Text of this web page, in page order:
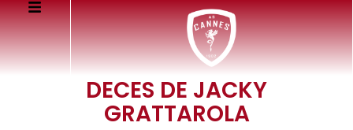
DECES DE JACKY
GRATTAROLA